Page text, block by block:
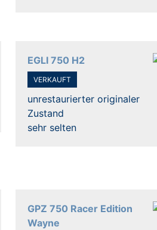
EGLI 750 H2
VERKAUFT
unrestaurierter originaler
Zustand
sehr selten
GPZ 750 Racer Edition
Wayne